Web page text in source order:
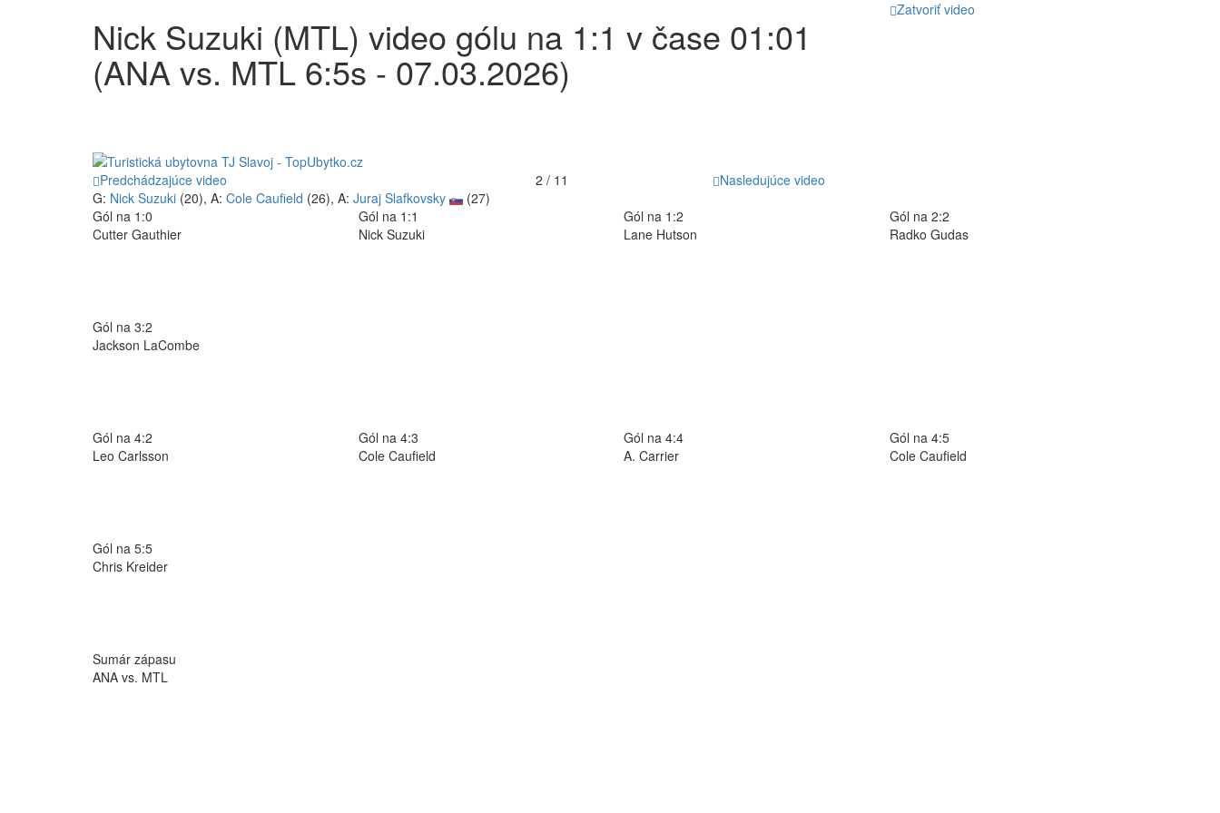
Nick Suzuki (MTL) video gólu na 1:1 v čase 01:01
(ANA vs. MTL 6:5s - 07.03.2026)
Zatvoriť video
Predchádzajúce video 2 / 11
Nasledujúce video
G: Nick Suzuki (20), A: Cole Caufield (26), A: Juraj Slafkovsky
(27)
Gól na 1:0
Cutter Gauthier
Gól na 1:1
Nick Suzuki
Gól na 1:2
Lane Hutson
Gól na 2:2
Radko Gudas
Gól na 3:2
Jackson LaCombe
Gól na 4:2
Leo Carlsson
Gól na 4:3
Cole Caufield
Gól na 4:4
A. Carrier
Gól na 4:5
Cole Caufield
Gól na 5:5
Chris Kreider
Sumár zápasu
ANA vs. MTL